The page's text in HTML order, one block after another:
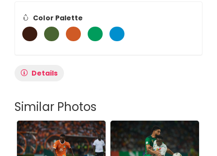
Color Palette
Details
Similar Photos